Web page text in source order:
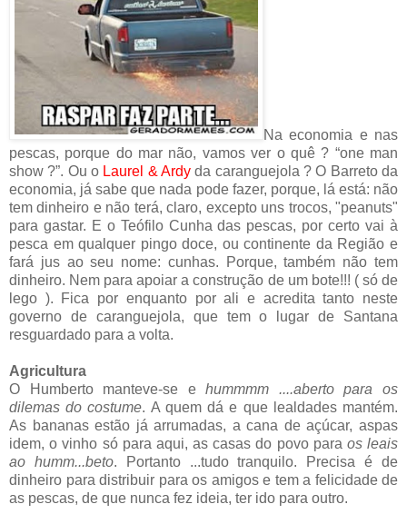
Na economia e nas
pescas, porque do mar não, vamos ver o quê ? “one man
show ?”. Ou o Laurel & Ardy da caranguejola ?O Barreto da
economia, já sabe que nada pode fazer, porque, lá está: não
tem dinheiro e não terá, claro, excepto uns trocos, "peanuts"
para gastar. E o Teófilo Cunha das pescas, por certo vai à
pesca em qualquer pingo doce, ou continente da Região e
fará jus ao seu nome: cunhas. Porque, também não tem
dinheiro. Nem para apoiar a construção de um bote!!! ( só de
lego ). Fica por enquanto por ali e acredita tanto neste
governo de caranguejola, que tem o lugar de Santana
resguardado para a volta.
Agricultura
O Humberto manteve-se ehummmm ....aberto para os
dilemas do costume. A quem dá e que lealdades mantém.
As bananas estão já arrumadas, a cana de açúcar, aspas
idem, o vinho só para aqui, as casas do povo para os leais
ao humm...beto. Portanto ...tudo tranquilo. Precisa é de
dinheiro para distribuir para os amigos e tem a felicidade de
as pescas, de que nunca fez ideia, ter ido para outro.